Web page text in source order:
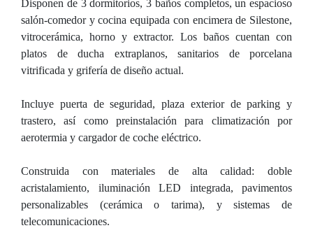
Disponen de 3 dormitorios, 3 baños completos, un espacioso
salón-comedor y cocina equipada con encimera de Silestone,
vitrocerámica, horno y extractor. Los baños cuentan con
platos de ducha extraplanos, sanitarios de porcelana
vitrificada y grifería de diseño actual.
Incluye puerta de seguridad, plaza exterior de parking y
trastero, así como preinstalación para climatización por
aerotermia y cargador de coche eléctrico.
Construida con materiales de alta calidad: doble
acristalamiento, iluminación LED integrada, pavimentos
personalizables (cerámica o tarima), y sistemas de
telecomunicaciones.